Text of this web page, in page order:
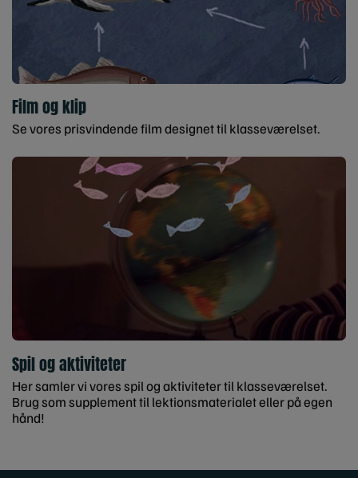
Film og klip
Se vores prisvindende film designet til klasseværelset.
Spil og aktiviteter
Her samler vi vores spil og aktiviteter til klasseværelset.
Brug som supplement til lektionsmaterialet eller på egen
hånd!